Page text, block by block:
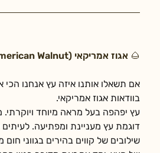
🌰 אגוז אמריקאי (American Walnut)
אם תשאלו אותנו איזה עץ אנחנו הכי
בוודאות אגוז אמריקאי.
עץ יפהפה בעל מראה מיוחד ויוקרתי.
דוגמת עץ מעניינת ומפתיעה. לעיתים
שילובים של קווים בהירים בגווני